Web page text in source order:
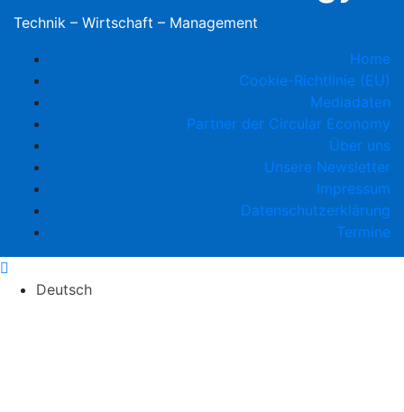
Technik – Wirtschaft – Management
Home
Cookie-Richtlinie (EU)
Mediadaten
Partner der Circular Economy
Über uns
Unsere Newsletter
Impressum
Datenschutzerklärung
Termine
Deutsch